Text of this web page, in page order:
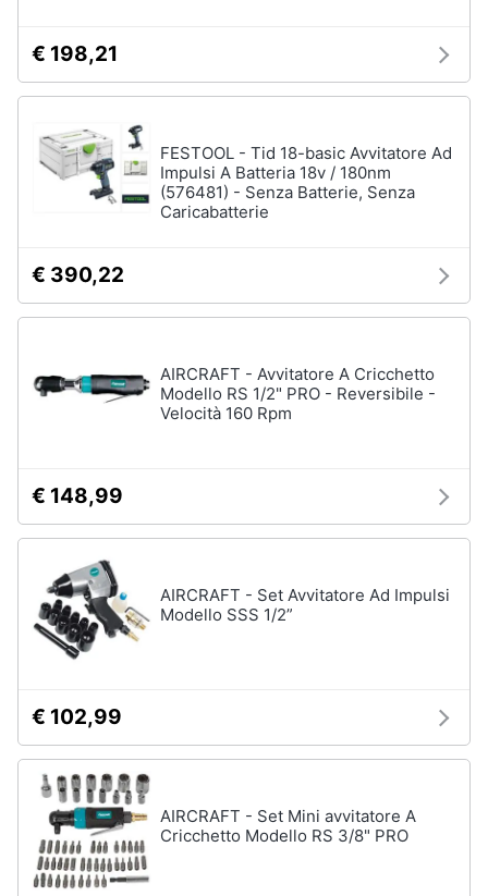
€ 198,21
FESTOOL - Tid 18-basic Avvitatore Ad
Impulsi A Batteria 18v / 180nm
(576481) - Senza Batterie, Senza
Caricabatterie
€ 390,22
AIRCRAFT - Avvitatore A Cricchetto
Modello RS 1/2" PRO - Reversibile -
Velocità 160 Rpm
€ 148,99
AIRCRAFT - Set Avvitatore Ad Impulsi
Modello SSS 1/2”
€ 102,99
AIRCRAFT - Set Mini avvitatore A
Cricchetto Modello RS 3/8" PRO